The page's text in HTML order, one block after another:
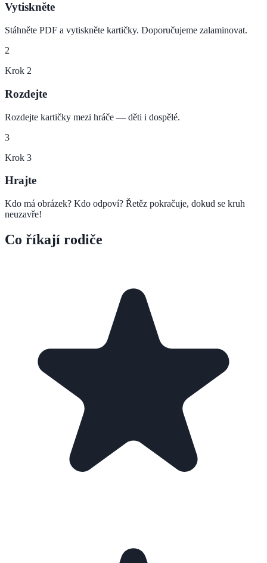
Vytiskněte
Stáhněte PDF a vytiskněte kartičky. Doporučujeme zalaminovat.
2
Krok 2
Rozdejte
Rozdejte kartičky mezi hráče — děti i dospělé.
3
Krok 3
Hrajte
Kdo má obrázek? Kdo odpoví? Řetěz pokračuje, dokud se kruh
neuzavře!
Co říkají rodiče